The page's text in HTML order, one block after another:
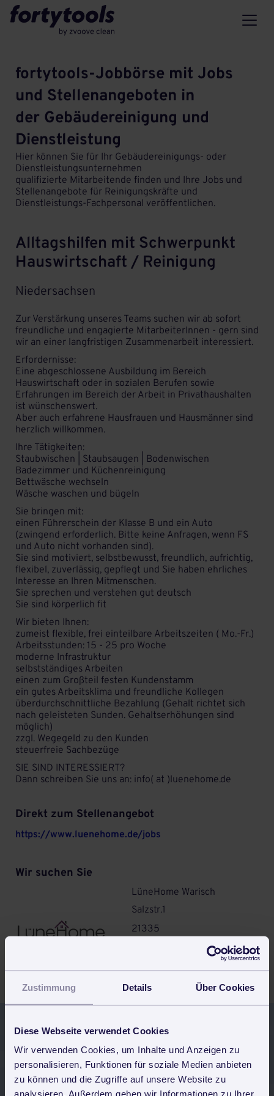
Zustimmung Details Über Cookies
Diese Webseite verwendet Cookies
Wir verwenden Cookies, um Inhalte und Anzeigen zu
personalisieren, Funktionen für soziale Medien anbieten
zu können und die Zugriffe auf unsere Website zu
analysieren. Außerdem geben wir Informationen zu Ihrer
fortytools-Jobbörse mit Jobs
und Stellenangeboten in
der Gebäudereinigung und
Dienstleistung
Hier können Sie für Ihr Gebäudereinigungs- oder
Dienstleistungsunternehmen
qualifizierte Mitarbeitende finden und Ihre Jobs und
Stellenangebote für Reinigungskräfte und
Dienstleistungs-Fachpersonal veröffentlichen.
Alltagshilfen mit Schwerpunkt
Hauswirtschaft / Reinigung
Niedersachsen
Zur Verstärkung unseres Teams suchen wir ab sofort
freundliche und engagierte MitarbeiterInnen - gern sind
wir an einer langfristigen Zusammenarbeit interessiert.
Erfordernisse:
Eine abgeschlossene Ausbildung im Bereich
Hauswirtschaft oder in sozialen Berufen sowie
Erfahrungen im Bereich der Arbeit in Privathaushalten
ist wünschenswert.
Aber auch erfahrene Hausfrauen und Hausmänner sind
herzlich willkommen.
Ihre Tätigkeiten:
Staubwischen | Staubsaugen | Bodenwischen
Badezimmer und Küchenreinigung
Bettwäsche wechseln
Wäsche waschen und bügeln
Sie bringen mit:
einen Führerschein der Klasse B und ein Auto
(zwingend erforderlich. Bitte keine Anfragen, wenn FS
und Auto nicht vorhanden sind).
Sie sind motiviert, selbstbewusst, freundlich, aufrichtig,
flexibel, zuverlässig, gepflegt und Sie haben ehrliches
Interesse an Ihren Mitmenschen.
Sie sprechen und verstehen gut deutsch
Sie sind körperlich fit
Wir bieten Ihnen:
zumeist flexible, frei einteilbare Arbeitszeiten ( Mo.-Fr.)
Arbeitsstunden: 15 - 25 pro Woche
moderne Infrastruktur
selbstständiges Arbeiten
einen zum Großteil festen Kundenstamm
ein gutes Arbeitsklima und freundliche Kollegen
überdurchschnittliche Bezahlung (Gehalt richtet sich
nach geleisteten Sunden. Gehaltserhöhungen sind
möglich)
zzgl. Wegegeld zu den Kunden
steuerfreie Sachbezüge
SIE SIND INTERESSIERT?
Dann schreiben Sie uns an: info( at )luenehome.de
Direkt zum Stellenangebot
https://www.luenehome.de/jobs
Wir suchen Sie
LüneHome Warisch
Salzstr.1
21335
Jetzt 30 Tage kostenlos und
unverbindlich testen